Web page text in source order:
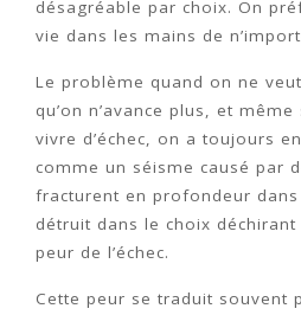
désagréable par choix. On
vie dans les mains de
Le problème quand on ne
qu’on n’avance plus, et
vivre d’échec, on a toujours
comme un séisme causé par
fracturent en profondeur dans
détruit dans le choix
peur de l’échec.
Cette peur se traduit souvent